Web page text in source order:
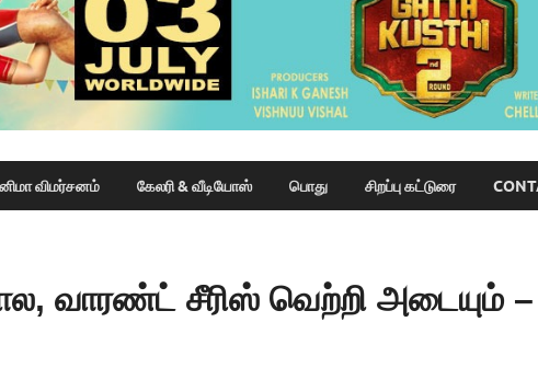
விமர்சனம் கேலரி & வீடியோஸ் பொது சிறப்பு கட்டுரை
வாரண்ட் சீரிஸ் வெற்றி அடையும் –